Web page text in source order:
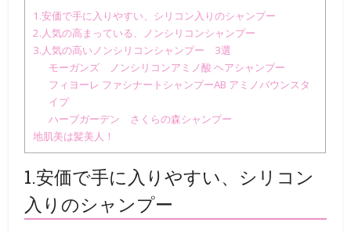
1.安価で手に入りやすい、シリコン入りのシャンプー
2.人気の高まっている、ノンシリコンシャンプー
3.人気の高いノンシリコンシャンプー 3選
モーガンズ ノンシリコンアミノ酸 ヘアシャンプー
フィヨーレ ファシナートシャンプーAB アミノバウンスタ
イプ
ハーブガーデン さくらの森シャンプー
地肌美は髪美人！
1.安価で手に入りやすい、シリコン
入りのシャンプー